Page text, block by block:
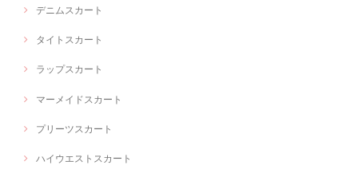
デニムスカート
タイトスカート
ラップスカート
マーメイドスカート
プリーツスカート
ハイウエストスカート